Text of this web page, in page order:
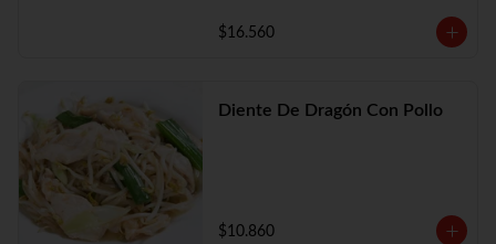
$16.560
Diente De Dragón Con Pollo
$10.860